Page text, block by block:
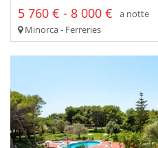
5 760 € - 8 000 €
a notte
Minorca - Ferreries